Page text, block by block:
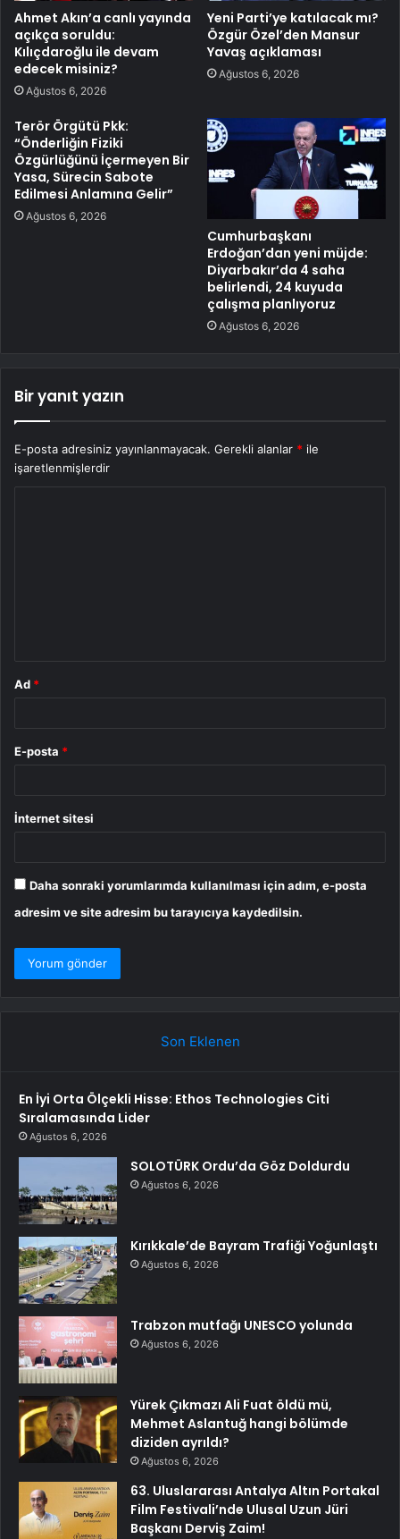
Ahmet Akın’a canlı yayında
açıkça soruldu:
Kılıçdaroğlu ile devam
edecek misiniz?
Ağustos 6, 2026
Yeni Parti’ye katılacak mı?
Özgür Özel’den Mansur
Yavaş açıklaması
Ağustos 6, 2026
Terör Örgütü Pkk:
“Önderliğin Fiziki
Özgürlüğünü İçermeyen Bir
Yasa, Sürecin Sabote
Edilmesi Anlamına Gelir”
Ağustos 6, 2026
Cumhurbaşkanı
Erdoğan’dan yeni müjde:
Diyarbakır’da 4 saha
belirlendi, 24 kuyuda
çalışma planlıyoruz
Ağustos 6, 2026
Bir yanıt yazın
E-posta adresiniz yayınlanmayacak. Gerekli alanlar * ile
işaretlenmişlerdir
Ad *
E-posta *
İnternet sitesi
Daha sonraki yorumlarımda kullanılması için adım, e-posta
adresim ve site adresim bu tarayıcıya kaydedilsin.
Son Eklenen
En İyi Orta Ölçekli Hisse: Ethos Technologies Citi
Sıralamasında Lider
Ağustos 6, 2026
SOLOTÜRK Ordu’da Göz Doldurdu
Ağustos 6, 2026
Kırıkkale’de Bayram Trafiği Yoğunlaştı
Ağustos 6, 2026
Trabzon mutfağı UNESCO yolunda
Ağustos 6, 2026
Yürek Çıkmazı Ali Fuat öldü mü,
Mehmet Aslantuğ hangi bölümde
diziden ayrıldı?
Ağustos 6, 2026
63. Uluslararası Antalya Altın Portakal
Film Festivali’nde Ulusal Uzun Jüri
Başkanı Derviş Zaim!